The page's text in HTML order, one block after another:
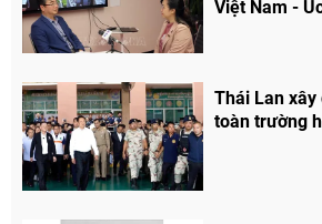
Việt Nam -
Thái Lan
toàn trường